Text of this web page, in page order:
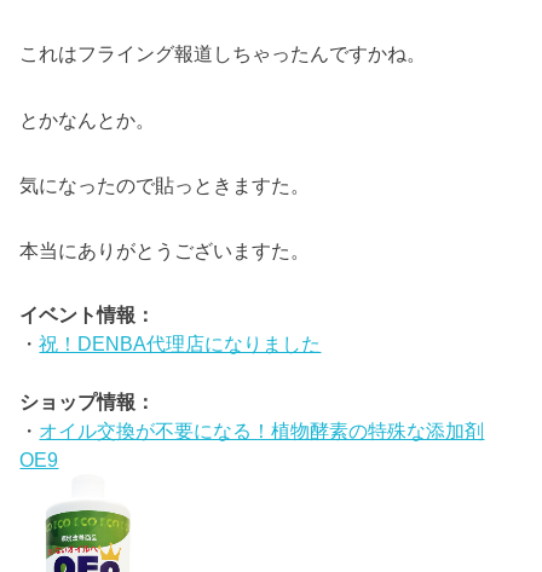
これはフライング報道しちゃったんですかね。
とかなんとか。
気になったので貼っときますた。
本当にありがとうございますた。
イベント情報：
・祝！DENBA代理店になりました
ショップ情報：
・ オイル交換が不要になる！植物酵素の特殊な添加剤
OE9